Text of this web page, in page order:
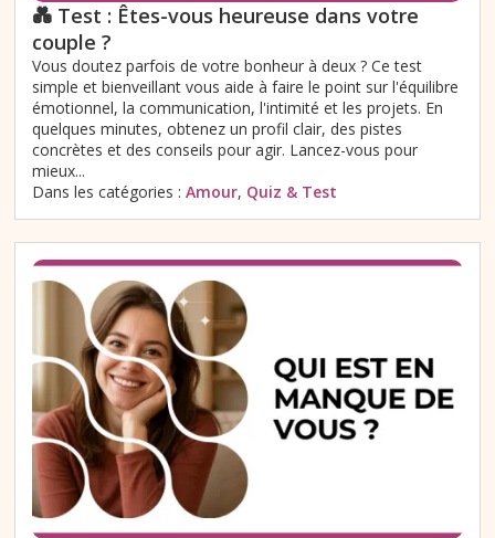
💑 Test : Êtes-vous heureuse dans votre
couple ?
Vous doutez parfois de votre bonheur à deux ? Ce test
simple et bienveillant vous aide à faire le point sur l'équilibre
émotionnel, la communication, l'intimité et les projets. En
quelques minutes, obtenez un profil clair, des pistes
concrètes et des conseils pour agir. Lancez-vous pour
mieux...
Dans les catégories : Amour, Quiz & Test